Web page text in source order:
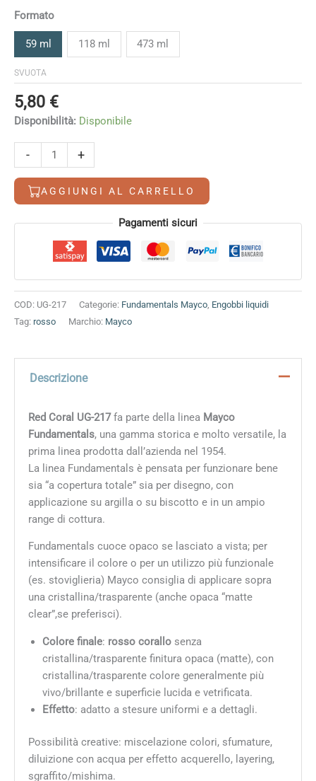
Formato
59 ml 118 ml 473 ml
SVUOTA
5,80 €
Disponibilità: Disponibile
-
Coral
quantità
+
AGGIUNGI AL CARRELLO
Alternative: Pagamenti sicuri
COD: UG-217 Categorie: Fundamentals Mayco Engobbi liquidi
Tag: rosso Marchio: Mayco
Descrizione
Red Coral UG-217fa parte della linea Mayco
Fundamentals, una gamma storica e molto versatile, la
prima linea prodotta dall’azienda nel 1954.
La linea Fundamentals è pensata per funzionare bene
sia “a copertura totale” sia per disegno, con
applicazione su argilla o su biscotto e in un ampio
range di cottura.
Fundamentals cuoce opaco se lasciato a vista; per
intensificare il colore o per un utilizzo più funzionale
(es. stoviglieria) Mayco consiglia di applicare sopra
una cristallina/trasparente (anche opaca “matte
clear”,se preferisci).
Colore finale: rosso corallo senza
cristallina/trasparente finitura opaca (matte), con
cristallina/trasparente colore generalmente più
vivo/brillante e superficie lucida e vetrificata.
Effetto: adatto a stesure uniformi e a dettagli.
Possibilità creative: miscelazione colori, sfumature,
diluizione con acqua per effetto acquerello, layering,
sgraffito/mishima.